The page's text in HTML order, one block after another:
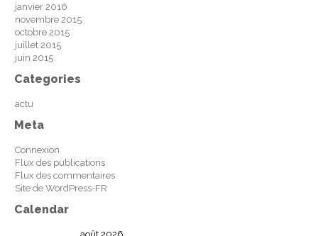
janvier 2016
novembre 2015
octobre 2015
juillet 2015
juin 2015
Categories
actu
Meta
Connexion
Flux des publications
Flux des commentaires
Site de WordPress-FR
Calendar